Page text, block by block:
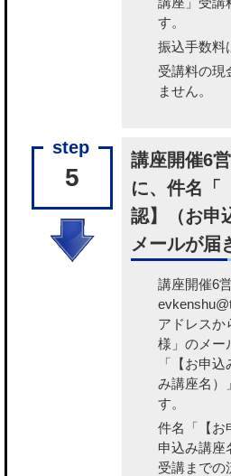
す。
振込手数料
受講料の現
ません。
5
講座開催6
に、件名「
認】（お申
メールが届
講座開催6
アドレスか
様」のメー
「【お申
み講座名）
す。
件名「【お
申込み講座
受講までの